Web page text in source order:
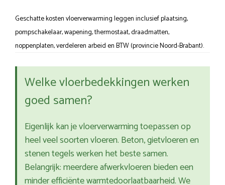
Geschatte kosten vloerverwarming leggen inclusief plaatsing,
pompschakelaar, wapening, thermostaat, draadmatten,
noppenplaten, verdeleren arbeid en BTW (provincie Noord-Brabant).
Welke vloerbedekkingen werken
goed samen?
Eigenlijk kan je vloerverwarming toepassen op
heel veel soorten vloeren. Beton, gietvloeren en
stenen tegels werken het beste samen.
Belangrijk: meerdere afwerkvloeren bieden een
minder efficiënte warmtedoorlaatbaarheid. We